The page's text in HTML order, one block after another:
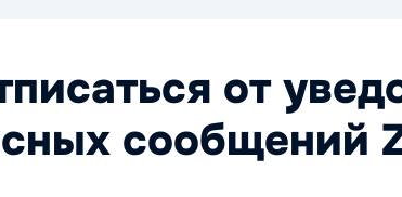
от
сообщений